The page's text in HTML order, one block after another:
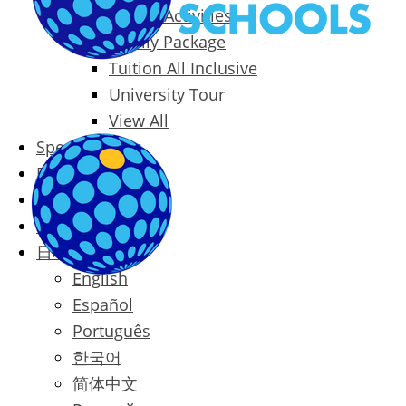
Packages & Activities
Family Package
Tuition All Inclusive
University Tour
View All
Special Offers
Prices
Blog
Contact
日本語
English
Español
Português
한국어
简体中文